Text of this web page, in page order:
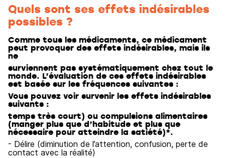
Quels sont ses effets indésirables
possibles ?
Comme tous les médicaments, ce médicament
peut provoquer des effets indésirables, mais ils
ne
surviennent pas systématiquement chez tout le
monde. L’évaluation de ces effets indésirables
est basée sur les fréquences suivantes :
Vous pouvez voir survenir les effets indésirables
suivants :
temps très court) ou compulsions alimentaires
(manger plus que d’habitude et plus que
nécessaire pour atteindre la satiété)*.
- Délire (diminution de l’attention, confusion, perte de
contact avec la réalité)